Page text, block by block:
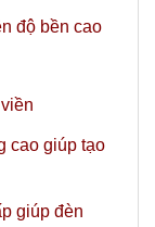
độ bền cao
cao giúp tạo
giúp đèn